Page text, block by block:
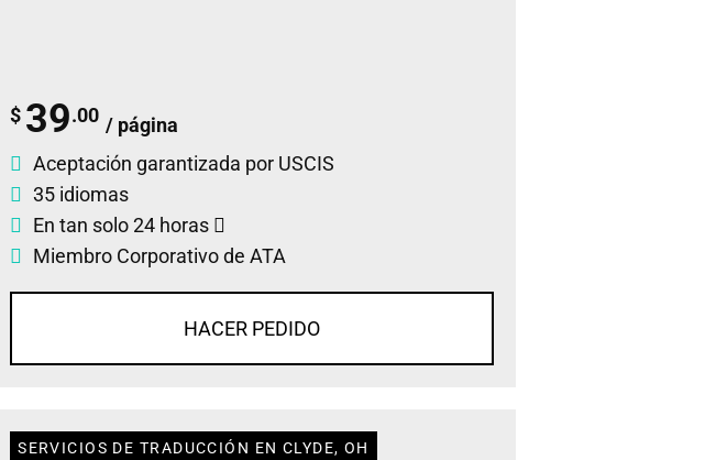
$ 39.00 / página
Aceptación garantizada por USCIS
35 idiomas
En tan solo 24 horas
Miembro Corporativo de ATA
HACER PEDIDO
SERVICIOS DE TRADUCCIÓN EN CLYDE, OH